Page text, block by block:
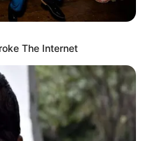
The Internet